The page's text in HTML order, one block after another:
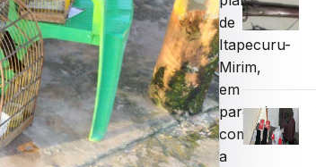
de
Itapecuru-
Mirim,
em
parceria
com
a